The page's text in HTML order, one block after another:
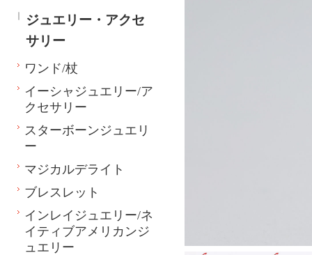
ジュエリー・アクセ
サリー
ワンド/杖
イーシャジュエリー/ア
クセサリー
スターボーンジュエリ
ー
マジカルデライト
ブレスレット
インレイジュエリー/ネ
イティブアメリカンジ
ュエリー